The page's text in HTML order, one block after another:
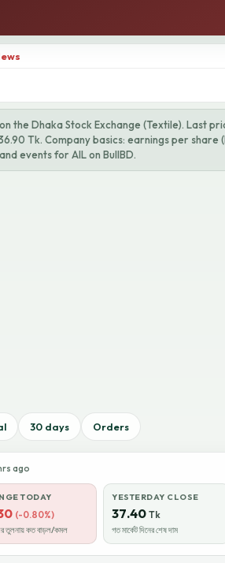
the Dhaka Stock Exchange (Textile). Last
Tk. Company basics: earnings per share
events for AIL on BullBD.
30 days Orders
ago
TODAY
(-0.80%)
তুলনায় কত বাড়ল/কমল
YESTERDAY CLOSE
37.40 Tk
গত মার্কেট দিনের শেষ দাম